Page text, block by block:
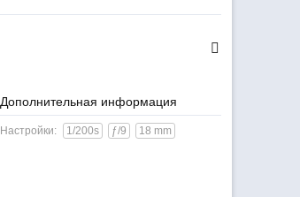
Дополнительная информация
Настройки: 1/200s ƒ/9 18 mm